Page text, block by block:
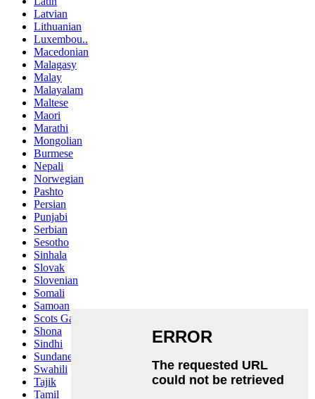
Latvian
Lithuanian
Luxembou..
Macedonian
Malagasy
Malay
Malayalam
Maltese
Maori
Marathi
Mongolian
Burmese
Nepali
Norwegian
Pashto
Persian
Punjabi
Serbian
Sesotho
Sinhala
Slovak
Slovenian
Somali
Samoan
Scots Gaelic
Shona
Sindhi
Sundanese
Swahili
Tajik
Tamil